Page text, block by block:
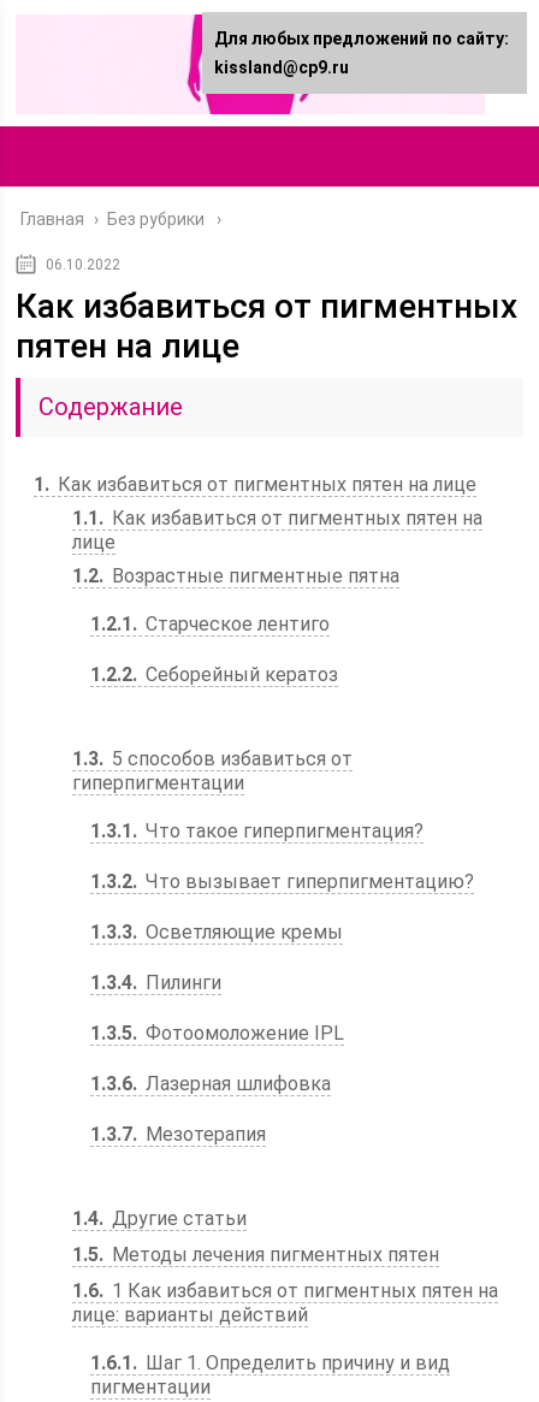
Главная › Без рубрики
06.10.2022
Как избавиться от пигментных
пятен на лице
Содержание
1
Как избавиться от пигментных пятен на лице
1.1
Как избавиться от пигментных пятен на
лице
1.2
Возрастные пигментные пятна
1.2.1 Старческое лентиго
1.2.2 Себорейный кератоз
1.3
5 способов избавиться от
гиперпигментации
1.3.1 Что такое гиперпигментация?
1.3.2 Что вызывает гиперпигментацию?
1.3.3 Осветляющие кремы
1.3.4 Пилинги
1.3.5 Фотоомоложение IPL
1.3.6 Лазерная шлифовка
1.3.7 Мезотерапия
1.4 Другие статьи
1.5
Методы лечения пигментных пятен
1.6
1 Как избавиться от пигментных пятен на
лице: варианты действий
1.6.1
Шаг 1. Определить причину и вид
пигментации
Для любых предложений по сайту:
kissland@cp9.ru